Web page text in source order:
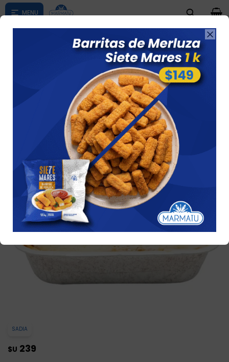

según su zona
0

Lasagna Granel Mix Quesos X2 600gr C/u
SADIA
$U 239